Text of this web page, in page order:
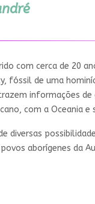
com cerca de 20
fóssil de uma
informações
com a Oceania e
diversas
aborígenes da